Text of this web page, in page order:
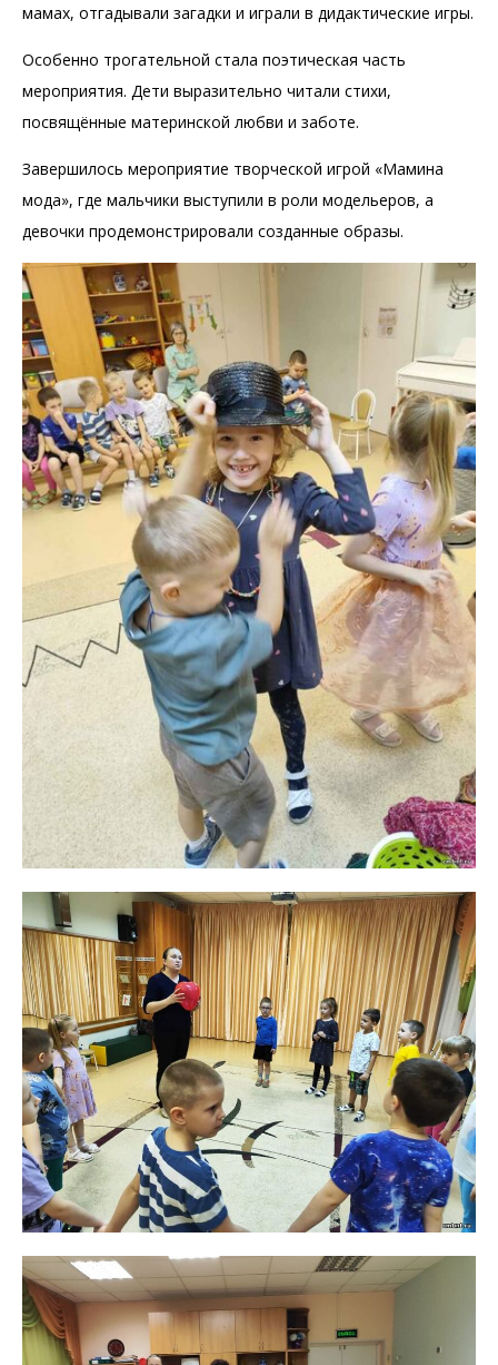
мамах, отгадывали загадки и играли в дидактические игры.
Особенно трогательной стала поэтическая часть
мероприятия. Дети выразительно читали стихи,
посвящённые материнской любви и заботе.
Завершилось мероприятие творческой игрой «Мамина
мода», где мальчики выступили в роли модельеров, а
девочки продемонстрировали созданные образы.